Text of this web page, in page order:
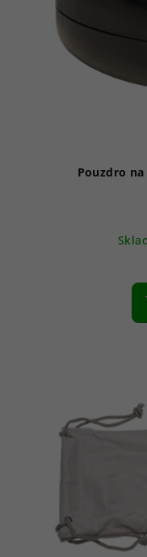
Pouzdro na